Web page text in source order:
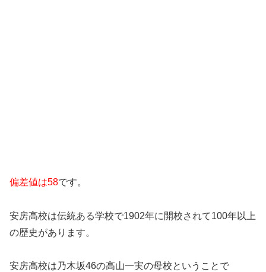
偏差値は58です。
安房高校は伝統ある学校で1902年に開校されて100年以上
の歴史があります。
安房高校は乃木坂46の高山一実の母校ということで